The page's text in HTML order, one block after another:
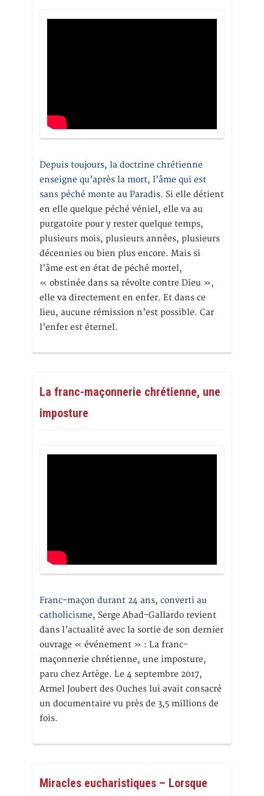
Depuis toujours, la doctrine chrétienne
enseigne qu’après la mort, l’âme qui est
sans péché monte au Paradis. Si elle détient
en elle quelque péché véniel, elle va au
purgatoire pour y rester quelque temps,
plusieurs mois, plusieurs années, plusieurs
décennies ou bien plus encore. Mais si
l’âme est en état de péché mortel,
« obstinée dans sa révolte contre Dieu »,
elle va directement en enfer. Et dans ce
lieu, aucune rémission n’est possible. Car
l’enfer est éternel.
La franc-maçonnerie chrétienne, une
imposture
Franc-maçon durant 24 ans, converti au
catholicisme, Serge Abad-Gallardo revient
dans l’actualité avec la sortie de son dernier
ouvrage « événement » : La franc-
maçonnerie chrétienne, une imposture,
paru chez Artège. Le 4 septembre 2017,
Armel Joubert des Ouches lui avait consacré
un documentaire vu près de 3,5 millions de
fois.
Miracles eucharistiques – Lorsque